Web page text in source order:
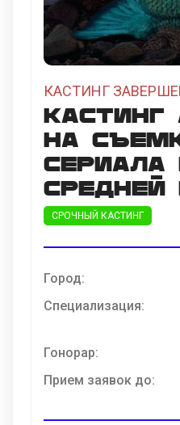
КАСТИНГ
Кастинг
на
средней
СРОЧНЫЙ КАСТИНГ
Город:
Специализация:
Гонорар:
Прием заявок до: